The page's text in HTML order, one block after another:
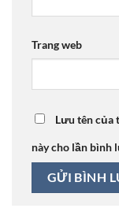
Trang web
Lưu tên của
này cho lần bình